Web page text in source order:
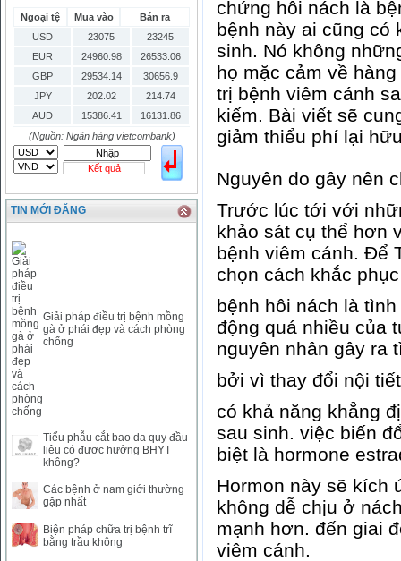
Ngoại tệ Mua vào
Bán ra
USD
23075
23245
EUR
24960.98
26533.06
GBP
29534.14
30656.9
JPY
202.02
214.74
AUD
15386.41
16131.86
HKD
2906.04
3028.6
SGD
16755.29
17427.08
THB
666.2
786.99
CAD
17223.74
18058.21
CHF
23161.62
24283.77
KRW
KWD
MYR
0
5808.39
NOK
0
2658.47
RMB
SAR
SEK
(Nguồn: Ngân hàng vietcombank)
Kết quả
TIN MỚI ĐĂNG
Giải pháp điều trị bệnh mồng
gà ở phái đẹp và cách phòng
chống
Tiểu phẫu cắt bao da quy đầu
liệu có được hưởng BHYT
không?
Các bệnh ở nam giới thường
gặp nhất
Biện pháp chữa trị bệnh trĩ
bằng trầu không
chứng hôi nách là
bệnh này ai cũng có
sinh. Nó không
họ mặc cảm về
trị bệnh viêm cánh
kiếm. Bài viết sẽ
giảm thiểu phí lại
Nguyên do gây nên
Trước lúc tới với
khảo sát cụ thể hơn
bệnh viêm cánh. Để
chọn cách khắc
bệnh hôi nách là
động quá nhiều của
nguyên nhân gây ra
bởi vì thay đổi nội
có khả năng khẳng
sau sinh. việc biến
biệt là hormone
Hormon này sẽ kích
không dễ chịu ở
mạnh hơn. đến giai
viêm cánh.